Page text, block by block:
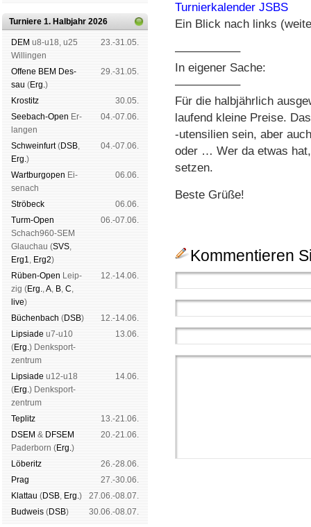
Turniere 1. Halbjahr 2026
DEM u8-u18, u25
Wil­lin­gen
23.-31.05.
Offene BEM Des­
sau (Erg.)
29.-31.05.
Kros­titz
30.05.
See­bach-Open Er­
lan­gen
04.-07.06.
Schwein­furt(DSB,
Erg.)
04.-07.06.
Wart­burg­open Ei­
se­nach
06.06.
Strö­beck
06.06.
Turm-Open
Schach960-SEM
Glau­chau (SVS,
Erg1, Erg2)
06.-07.06.
Rüben-Open Leip­
zig (Erg.,A, B, C,
live)
12.-14.06.
Büchen­bach (DSB)
12.-14.06.
Lipsiade u7-u10
(Erg.) Denk­sport­
zen­trum
13.06.
Lipsiade u12-u18
(Erg.) Denk­sport­
zen­trum
14.06.
Tep­litz
13.-21.06.
DSEM & DFSEM
Pader­born (Erg.)
20.-21.06.
Lö­be­ritz
26.-28.06.
Prag
27.-30.06.
Klat­tau (DSB, Erg.)
27.06.-08.07.
Bud­weis (DSB) 30.06.-08.07.
Turnierkalender JSBS
Ein Blick nach links
—————–
In eigener Sache:
—————–
Für die halbjährlich
laufend kleine Preise.
-utensilien sein, aber
oder … Wer da etwas
setzen.
Beste Grüße!
Kommentieren